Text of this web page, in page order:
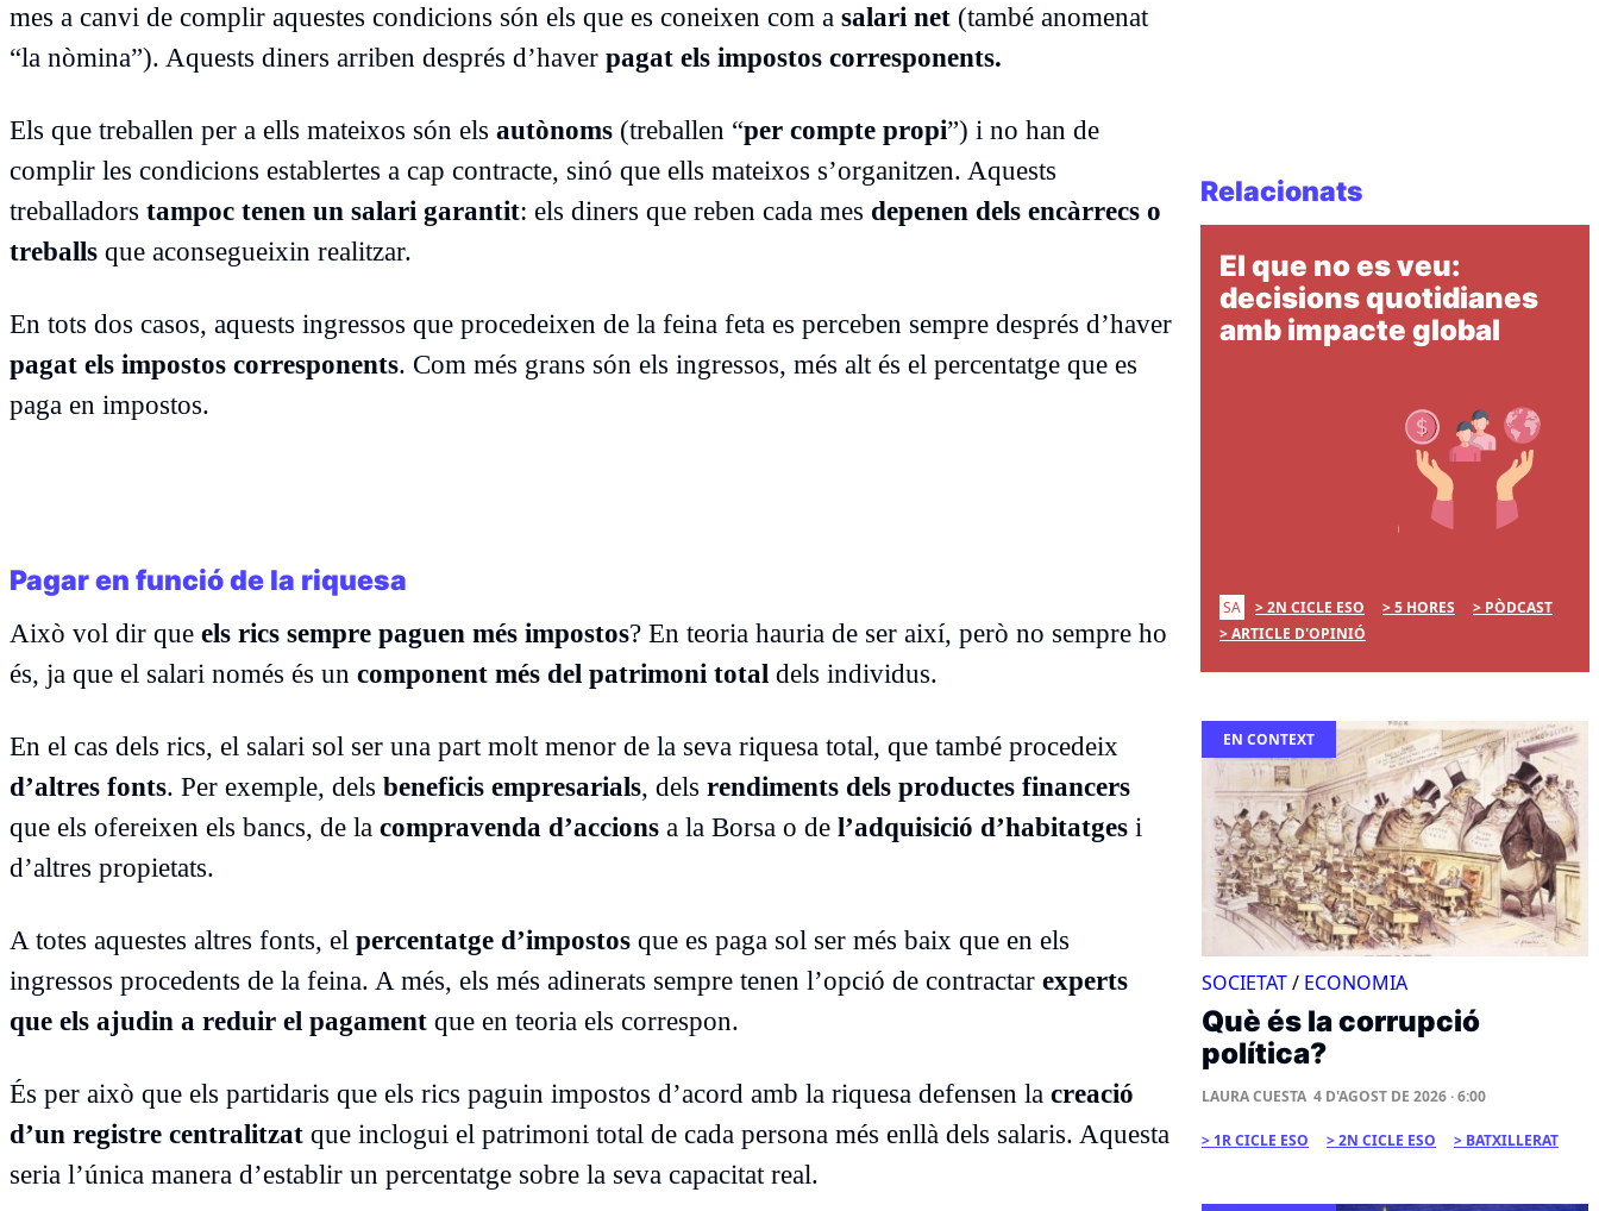
mes a canvi de complir aquestes condicions són els que es coneixen com a salari net (també anomenat
“la nòmina”). Aquests diners arriben després d’haver pagat els impostos corresponents.
Els que treballen per a ells mateixos són els autònoms (treballen “per compte propi”) i no han de
complir les condicions establertes a cap contracte, sinó que ells mateixos s’organitzen. Aquests
treballadors tampoc tenen un salari garantit: els diners que reben cada mes depenen dels encàrrecs o
treballs que aconsegueixin realitzar.
En tots dos casos, aquests ingressos que procedeixen de la feina feta es perceben sempre després d’haver
pagat els impostos corresponents. Com més grans són els ingressos, més alt és el percentatge que es
paga en impostos.
Pagar en funció de la riquesa
Això vol dir que els rics sempre paguen més impostos? En teoria hauria de ser així, però no sempre ho
és, ja que el salari només és un component més del patrimoni total dels individus.
En el cas dels rics, el salari sol ser una part molt menor de la seva riquesa total, que també procedeix
d’altres fonts. Per exemple, dels beneficis empresarials, dels rendiments dels productes financers
que els ofereixen els bancs, de la compravenda d’accions a la Borsa o de l’adquisició d’habitatges i
d’altres propietats.
A totes aquestes altres fonts, el percentatge d’impostos que es paga sol ser més baix que en els
ingressos procedents de la feina. A més, els més adinerats sempre tenen l’opció de contractar experts
que els ajudin a reduir el pagament que en teoria els correspon.
És per això que els partidaris que els rics paguin impostos d’acord amb la riquesa defensen la creació
d’un registre centralitzat que inclogui el patrimoni total de cada persona més enllà dels salaris. Aquesta
seria l’única manera d’establir un percentatge sobre la seva capacitat real.
Relacionats
El que no es veu:
decisions quotidianes
amb impacte global
SA 2N CICLE ESO 5 HORES
PÒDCAST
ARTICLE D'OPINIÓ
EN CONTEXT
SOCIETAT/ ECONOMIA
Què és la corrupció
política?
LAURA CUESTA 4 D'AGOST DE 2026 · 6:00
1R CICLE ESO 2N CICLE ESO BATXILLERAT